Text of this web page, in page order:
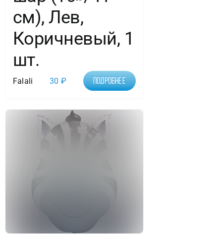
см), Лев,
Коричневый, 1
шт.
Falali 30 ₽ Подробнее